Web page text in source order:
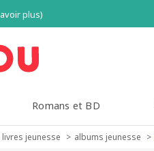
plus)
Romans et BD
livres jeunesse albums jeunesse